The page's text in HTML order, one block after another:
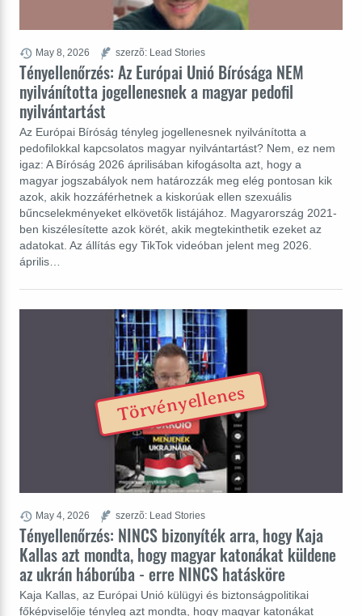
Tényellenőrzés: Az Európai Unió Bírósága NEM
nyilvánította jogellenesnek a magyar pedofil
nyilvántartást
Az Európai Bíróság tényleg jogellenesnek nyilvánította a
pedofilokkal kapcsolatos magyar nyilvántartást? Nem, ez nem
igaz: A Bíróság 2026 áprilisában kifogásolta azt, hogy a
magyar jogszabályok nem határozzák meg elég pontosan kik
azok, akik hozzáférhetnek a kiskorúak ellen szexuális
bűncselekményeket elkövetők listájához. Magyarország 2021-
ben kiszélesítette azok körét, akik megtekinthetik ezeket az
adatokat. Az állítás egy TikTok videóban jelent meg 2026.
április…
May 8, 2026 szerzõ: Lead Stories
Tényellenőrzés: NINCS bizonyíték arra, hogy Kaja
Kallas azt mondta, hogy magyar katonákat küldene
az ukrán háborúba - erre NINCS hatásköre
Kaja Kallas, az Európai Unió külügyi és biztonságpolitikai
főképviselője tényleg azt mondta, hogy magyar katonákat
May 4, 2026 szerzõ: Lead Stories
Törvényellenes